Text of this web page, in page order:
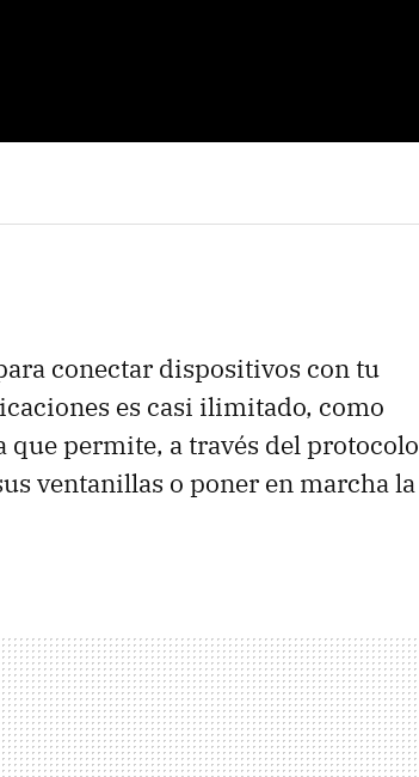
conectar dispositivos con tu
es casi ilimitado, como
que permite, a través del protocolo
ventanillas o poner en marcha la